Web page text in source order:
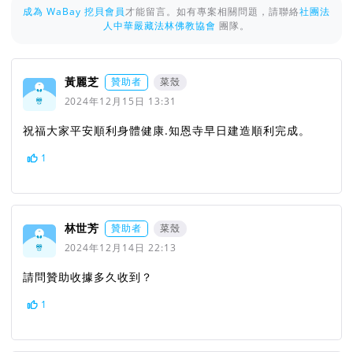
成為 WaBay 挖貝會員才能留言。如有專案相關問題，請聯絡社團法
人中華嚴藏法林佛教協會 團隊。
黃麗芝 贊助者
菜殼
2024年12月15日 13:31
祝福大家平安順利身體健康.知恩寺早日建造順利完成。
1
林世芳 贊助者
菜殼
2024年12月14日 22:13
請問贊助收據多久收到？
1